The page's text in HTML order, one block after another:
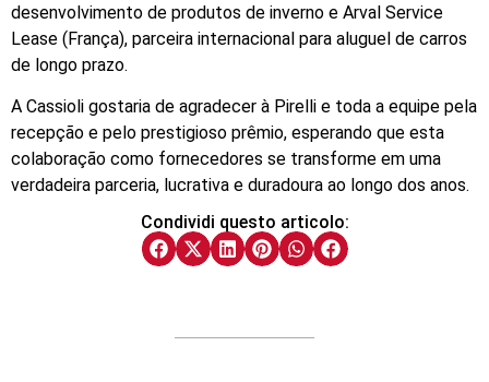
desenvolvimento de produtos de inverno e Arval Service
Lease (França), parceira internacional para aluguel de carros
de longo prazo.
A Cassioli gostaria de agradecer à Pirelli e toda a equipe pela
recepção e pelo prestigioso prêmio, esperando que esta
colaboração como fornecedores se transforme em uma
verdadeira parceria, lucrativa e duradoura ao longo dos anos.
Condividi questo articolo: